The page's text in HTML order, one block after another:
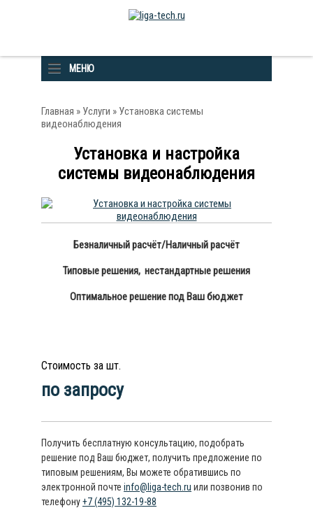
МЕНЮ
Главная » Услуги » Установка системы
видеонаблюдения
Установка и настройка
системы видеонаблюдения
Безналичный расчёт/Наличный расчёт
Типовые решения, нестандартные решения
Оптимальное решение под Ваш бюджет
Стоимость за шт.
по запросу
Получить бесплатную консультацию, подобрать
решение под Ваш бюджет, получить предложение по
типовым решениям, Вы можете обратившись по
электронной почте info@liga-tech.ru или позвонив по
телефону+7 (495) 132-19-88